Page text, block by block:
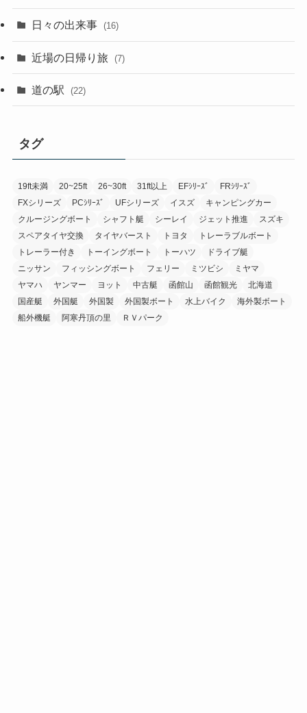
日々の出来事 (16)
近場の日帰り旅 (7)
道の駅 (22)
タグ
19ft未満 20~25ft 26~30ft 31ft以上 EFｼﾘｰｽﾞ
FRｼﾘｰｽﾞ
FXシリーズ
PCｼﾘｰｽﾞ UFシリーズ イスズ
キャンピングカー
クルージングボート
シャフト艇 シーレイ ジェット推進
スズキ
スペアタイヤ交換
タイヤバースト トヨタ
トレーラブルボート
トレーラー付き
トーイングボート トーハツ
ドライブ艇
ニッサン
フィッシングボート フェリー ミツビシ
ミヤマ
ヤマハ
ヤンマー ヨット 中古艇 函館山 函館観光
北海道
国産艇
外国艇 外国製 外国製ボート 水上バイク
海外製ボート
船外機艇
阿寒丹頂の里 ＲＶパーク